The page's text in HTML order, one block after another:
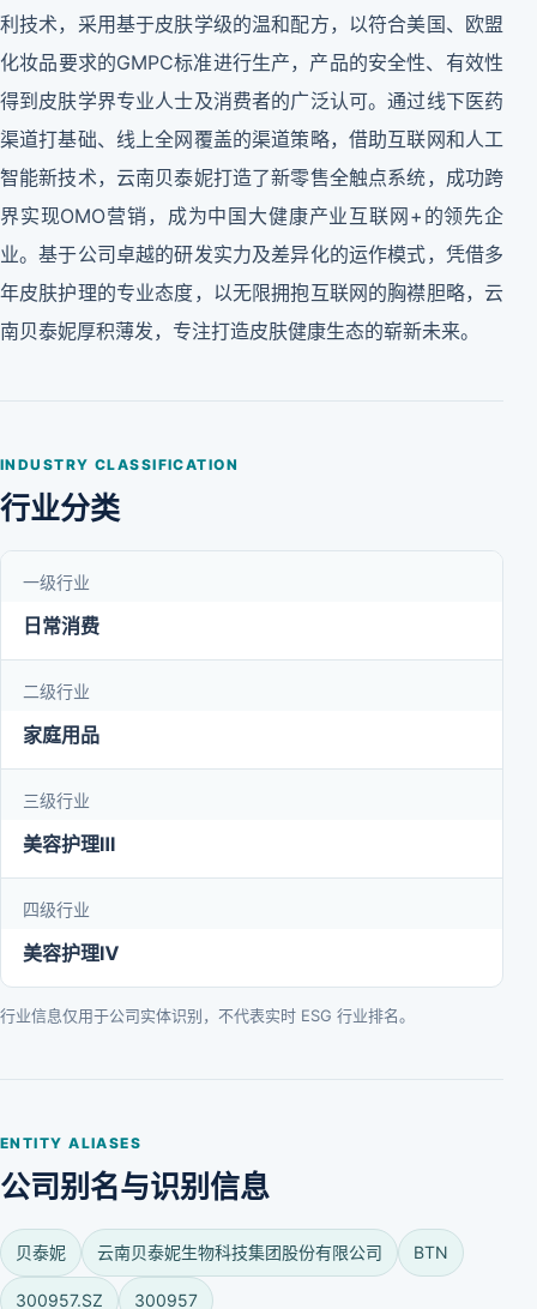
利技术，采用基于皮肤学级的温和配方，以符合美国、欧盟
化妆品要求的GMPC标准进行生产，产品的安全性、有效性
得到皮肤学界专业人士及消费者的广泛认可。通过线下医药
渠道打基础、线上全网覆盖的渠道策略，借助互联网和人工
智能新技术，云南贝泰妮打造了新零售全触点系统，成功跨
界实现OMO营销，成为中国大健康产业互联网+的领先企
业。基于公司卓越的研发实力及差异化的运作模式，凭借多
年皮肤护理的专业态度，以无限拥抱互联网的胸襟胆略，云
南贝泰妮厚积薄发，专注打造皮肤健康生态的崭新未来。
INDUSTRY CLASSIFICATION
行业分类
一级行业
日常消费
二级行业
家庭用品
三级行业
美容护理Ⅲ
四级行业
美容护理Ⅳ
行业信息仅用于公司实体识别，不代表实时 ESG 行业排名。
ENTITY ALIASES
公司别名与识别信息
贝泰妮 云南贝泰妮生物科技集团股份有限公司 BTN
300957.SZ 300957